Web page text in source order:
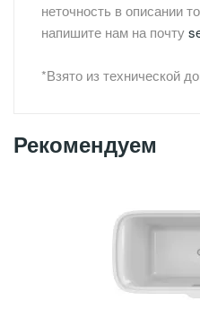
неточность в описании
напишите нам на почту
*Взято из технической
Рекомендуем